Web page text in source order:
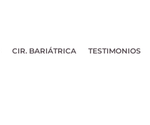
CIR. BARIÁTRICA TESTIMONIOS